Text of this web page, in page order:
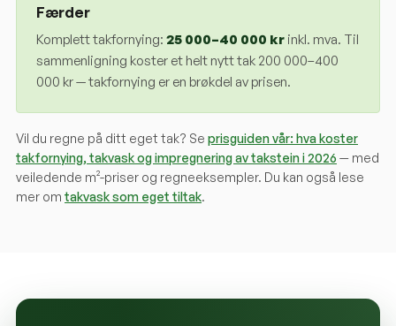
Færder
Komplett takfornying: 25 000–40 000 kr inkl. mva. Til
sammenligning koster et helt nytt tak 200 000–400
000 kr — takfornying er en brøkdel av prisen.
Vil du regne på ditt eget tak? Se prisguiden vår: hva koster
takfornying, takvask og impregnering av takstein i 2026 — med
veiledende m²-priser og regneeksempler. Du kan også lese
mer om takvask som eget tiltak.